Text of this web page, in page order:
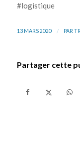
#logistique
13 MARS 2020 / PAR
Partager cette